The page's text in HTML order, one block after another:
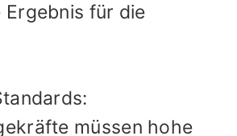
für die
müssen hohe